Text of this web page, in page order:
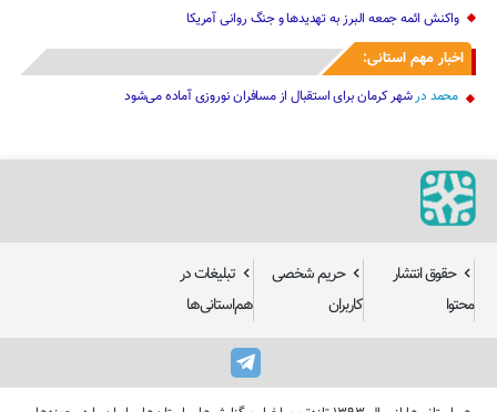
واکنش ائمه جمعه البرز به تهدیدها و جنگ روانی آمریکا
اخبار مهم استانی:
محمد درشهر کرمان برای استقبال از مسافران نوروزی آماده می‌شود
حقوق انتشار
محتوا
حریم شخصی
کاربران
تبلیغات در
هم‌استانی‌ها